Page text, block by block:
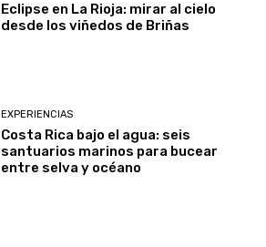
Eclipse en La Rioja: mirar al cielo
desde los viñedos de Briñas
EXPERIENCIAS
Costa Rica bajo el agua: seis
santuarios marinos para bucear
entre selva y océano